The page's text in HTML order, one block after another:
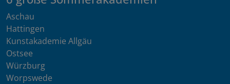
Aschau
Hattingen
Kunstakademie Allgäu
Ostsee
Würzburg
Worpswede